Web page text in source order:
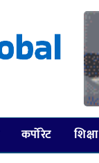
कर्पोरेट शिक्षा